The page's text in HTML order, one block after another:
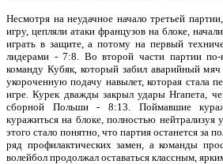
Несмотря на неудачное начало третьей
игру, цепляли атаки французов на блоке,
играть в защите, а потому на первый
лидерами - 7:8. Во второй части партии по-
команду Кубяк, который забил аварийный мяч
укороченную подачу навылет, которая стала
игре. Курек дважды закрыл удары Нгапета,
сборной Польши - 8:13. Поймавшие
куражиться на блоке, полностью
этого стало понятно, что партия останется за
ряд профилактических замен, а команды
волейбол продолжал оставаться классным,